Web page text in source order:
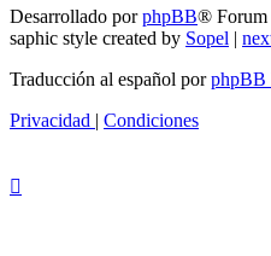
Desarrollado porphpBB® Forum
saphic style created by Sopel |
Traducción al español porphpBB
Privacidad | Condiciones